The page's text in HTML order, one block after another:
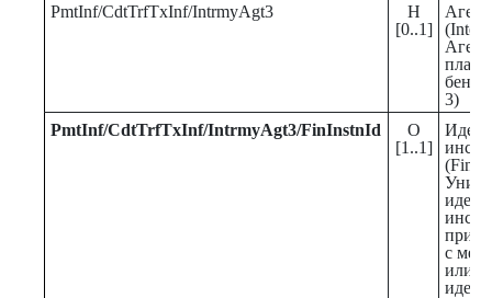
PmtInf/CdtTrfTxInf/IntrmyAgt3
Н
[0..1]
3)
PmtInf/CdtTrfTxInf/IntrmyAgt3/FinInstnId
О
[1..1]
с
или